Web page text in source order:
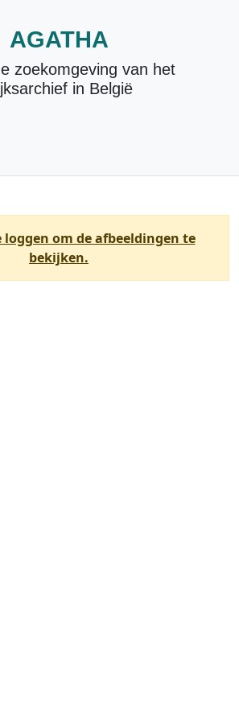
AGATHA
zoekomgeving van het
in België
loggen om de afbeeldingen te
bekijken.